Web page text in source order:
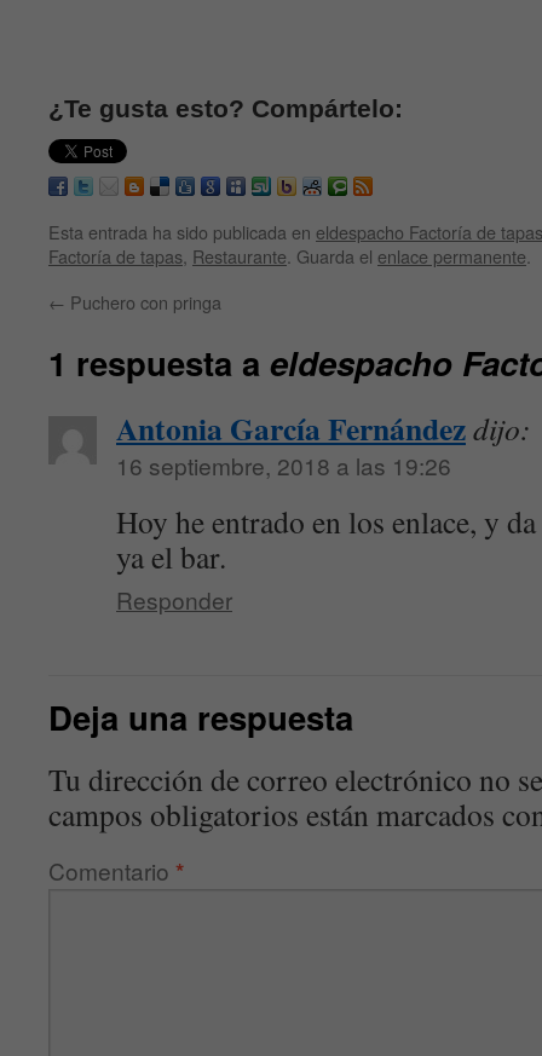
¿Te gusta esto? Compártelo:
Esta entrada ha sido publicada en eldespacho Factoría de tapas
Factoría de tapas Restaurante . Guarda el enlace permanente
← Puchero con pringa
1 respuesta a eldespacho
Antonia García Fernándezdijo:
16 septiembre, 2018 a las 19:26
Hoy he entrado en los enlace, y
ya el bar.
Responder
Deja una respuesta
Tu dirección de correo electrónico no
campos obligatorios están marcados
Comentario *